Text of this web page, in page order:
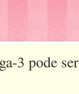
3 pode ser